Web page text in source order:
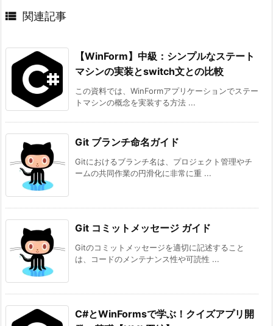
 関連記事
【WinForm】中級：シンプルなステート
マシンの実装とswitch文との比較
この資料では、WinFormアプリケーションでステー
トマシンの概念を実装する方法 ...
Git ブランチ命名ガイド
Gitにおけるブランチ名は、プロジェクト管理やチ
ームの共同作業の円滑化に非常に重 ...
Git コミットメッセージ ガイド
Gitのコミットメッセージを適切に記述すること
は、コードのメンテナンス性や可読性 ...
C#とWinFormsで学ぶ！クイズアプリ開